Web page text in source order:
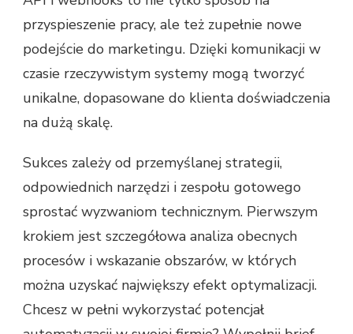
przyspieszenie pracy, ale też zupełnie nowe
podejście do marketingu. Dzięki komunikacji w
czasie rzeczywistym systemy mogą tworzyć
unikalne, dopasowane do klienta doświadczenia
na dużą skalę.
Sukces zależy od przemyślanej strategii,
odpowiednich narzędzi i zespołu gotowego
sprostać wyzwaniom technicznym. Pierwszym
krokiem jest szczegółowa analiza obecnych
procesów i wskazanie obszarów, w których
można uzyskać największy efekt optymalizacji.
Chcesz w pełni wykorzystać potencjał